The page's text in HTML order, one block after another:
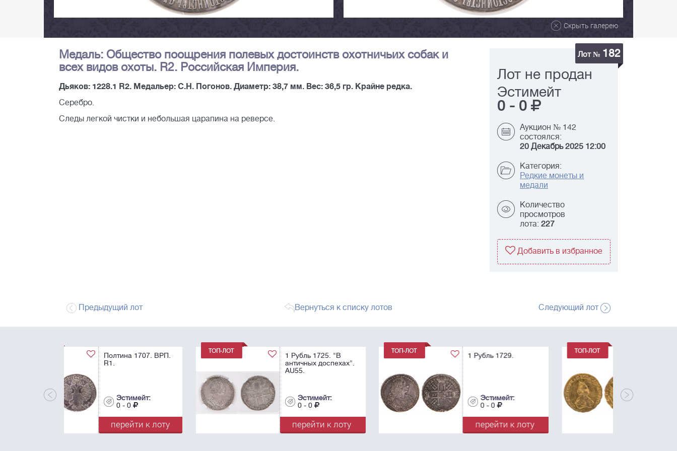
Скрыть галерею
Медаль: Общество поощрения полевых достоинств охотничьих собак и
всех видов охоты. R2. Российская Империя.
Дьяков: 1228.1 R2. Медальер: С.Н. Погонов. Диаметр: 38,7 мм. Вес: 36,5 гр. Крайне редка.
Серебро.
Следы легкой чистки и небольшая царапина на реверсе.
Лот № 182
Лот не продан
Эстимейт
0 - 0
Аукцион № 142
состоялся:
20 Декабрь 2025 12:00
Категория:
Редкие монеты и
медали
Количество
просмотров
лота: 227
Добавить в избранное
Предыдущий лот Вернуться к списку лотов Следующий лот
1 Рубль 1725. "В
Эстимейт:
перейти к лоту
Эстимейт:
перейти к лоту
1 Рубль 1779. Для
Эстимейт:
перейти к лоту